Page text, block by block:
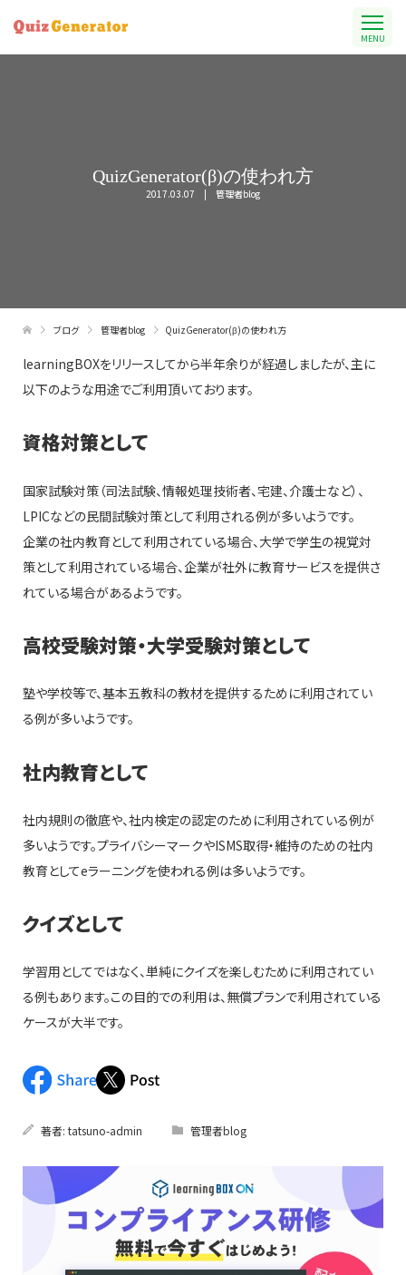
MENU
QuizGenerator(β)の使われ方
2017.03.07 管理者blog
ブログ 管理者blog QuizGenerator(β)の使われ方
learningBOXをリリースしてから半年余りが経過しましたが、主に
以下のような用途でご利用頂いております。
資格対策として
国家試験対策（司法試験、情報処理技術者、宅建、介護士など）、
LPICなどの民間試験対策として利用される例が多いようです。
企業の社内教育として利用されている場合、大学で学生の視覚対
策として利用されている場合、企業が社外に教育サービスを提供さ
れている場合があるようです。
高校受験対策・大学受験対策として
塾や学校等で、基本五教科の教材を提供するために利用されてい
る例が多いようです。
社内教育として
社内規則の徹底や、社内検定の認定のために利用されている例が
多いようです。プライバシーマークやISMS取得・維持のための社内
教育としてeラーニングを使われる例は多いようです。
クイズとして
学習用としてではなく、単純にクイズを楽しむために利用されてい
る例もあります。この目的での利用は、無償プランで利用されている
ケースが大半です。
著者: tatsuno-admin 管理者blog